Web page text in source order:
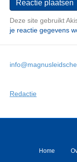
Deze site gebruikt
je reactie gegevens
Redactie
Home